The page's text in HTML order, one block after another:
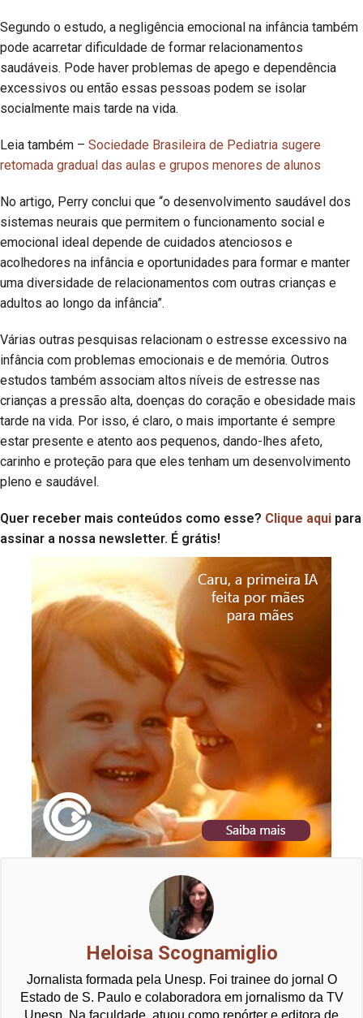
Segundo o estudo, a negligência emocional na infância também
pode acarretar dificuldade de formar relacionamentos
saudáveis. Pode haver problemas de apego e dependência
excessivos ou então essas pessoas podem se isolar
socialmente mais tarde na vida.
Leia também – Sociedade Brasileira de Pediatria sugere
retomada gradual das aulas e grupos menores de alunos
No artigo, Perry conclui que “o desenvolvimento saudável dos
sistemas neurais que permitem o funcionamento social e
emocional ideal depende de cuidados atenciosos e
acolhedores na infância e oportunidades para formar e manter
uma diversidade de relacionamentos com outras crianças e
adultos ao longo da infância”.
Várias outras pesquisas relacionam o estresse excessivo na
infância com problemas emocionais e de memória. Outros
estudos também associam altos níveis de estresse nas
crianças a pressão alta, doenças do coração e obesidade mais
tarde na vida. Por isso, é claro, o mais importante é sempre
estar presente e atento aos pequenos, dando-lhes afeto,
carinho e proteção para que eles tenham um desenvolvimento
pleno e saudável.
Quer receber mais conteúdos como esse? Clique aqui para
assinar a nossa newsletter. É grátis!
Heloisa Scognamiglio
Jornalista formada pela Unesp. Foi trainee do jornal O
Estado de S. Paulo e colaboradora em jornalismo da TV